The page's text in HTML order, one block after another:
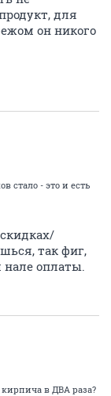
для
он никого
стало - это и есть
так фиг,
оплаты.
в ДВА раза?